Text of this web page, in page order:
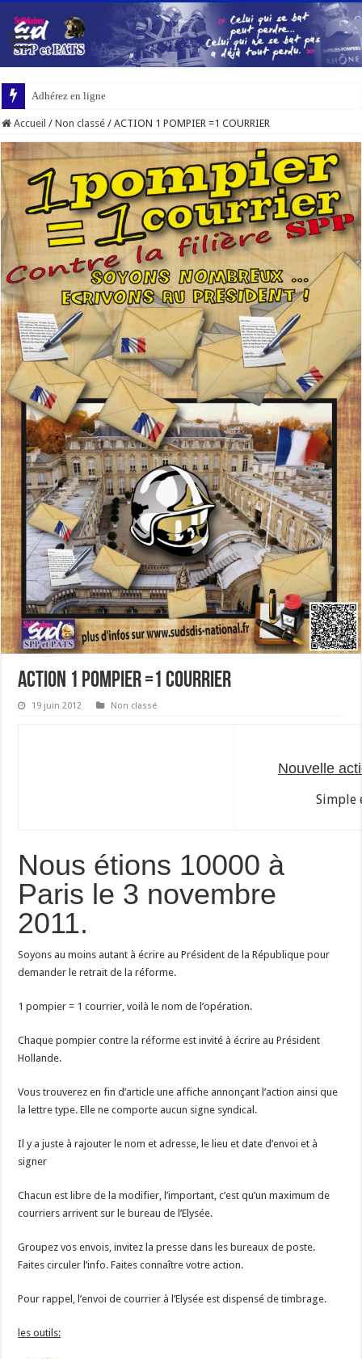
Adhérez en ligne
Accueil / Non classé / ACTION 1 POMPIER =1 COURRIER
ACTION 1 POMPIER =1 COURRIER
19 juin 2012 Non classé
Nouvelle
Simple
Nous étions 10000 à
Paris le 3 novembre
2011.
Soyons au moins autant à écrire au Président de la République pour
demander le retrait de la réforme.
1 pompier = 1 courrier, voilà le nom de l’opération.
Chaque pompier contre la réforme est invité à écrire au Président
Hollande.
Vous trouverez en fin d’article une affiche annonçant l’action ainsi que
la lettre type. Elle ne comporte aucun signe syndical.
Il y a juste à rajouter le nom et adresse, le lieu et date d’envoi et à
signer
Chacun est libre de la modifier, l’important, c’est qu’un maximum de
courriers arrivent sur le bureau de l’Elysée.
Groupez vos envois, invitez la presse dans les bureaux de poste.
Faites circuler l’info. Faites connaître votre action.
Pour rappel, l’envoi de courrier à l’Elysée est dispensé de timbrage.
les outils: